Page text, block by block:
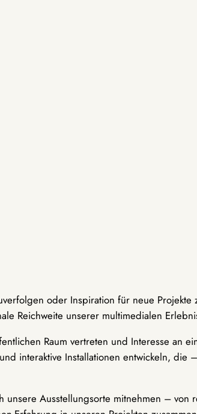
oder Inspiration für neue
Reichweite unserer multimedialen
Raum vertreten und Interesse an
interaktive Installationen entwickeln,
unsere Ausstellungsorte mitnehmen –